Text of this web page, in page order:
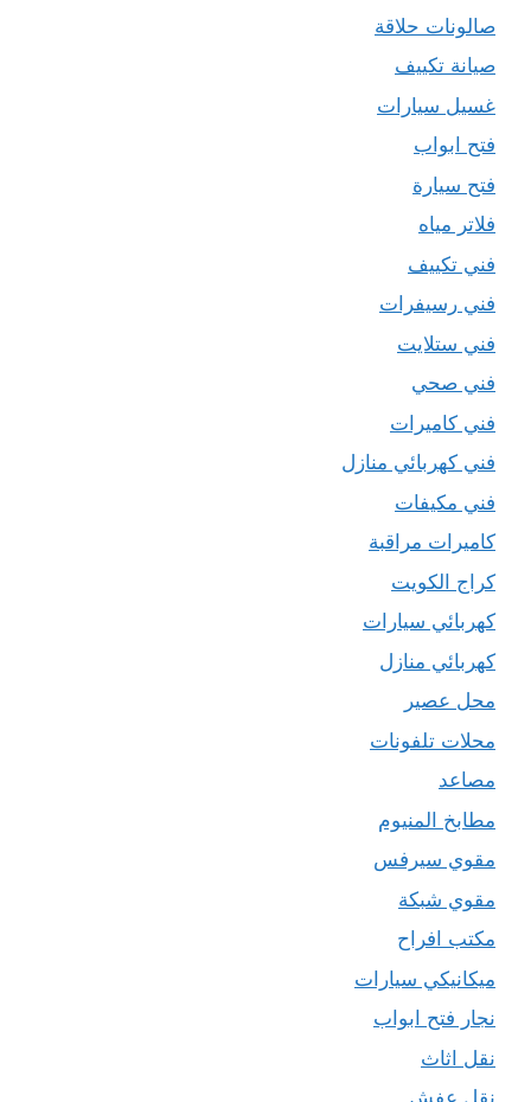
صالونات حلاقة
صيانة تكييف
غسيل سيارات
فتح ابواب
فتح سيارة
فلاتر مياه
فني تكييف
فني رسيفرات
فني ستلايت
فني صحي
فني كاميرات
فني كهربائي منازل
فني مكيفات
كاميرات مراقبة
كراج الكويت
كهربائي سيارات
كهربائي منازل
محل عصير
محلات تلفونات
مصاعد
مطابخ المنيوم
مقوي سيرفس
مقوي شبكة
مكتب افراح
ميكانيكي سيارات
نجار فتح ابواب
نقل اثاث